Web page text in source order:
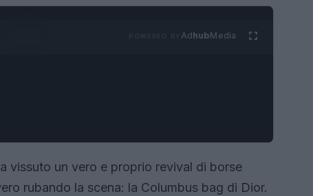
AdhubMedia
vissuto un vero e proprio revival di borse
rubando la scena: la Columbus bag di Dior.